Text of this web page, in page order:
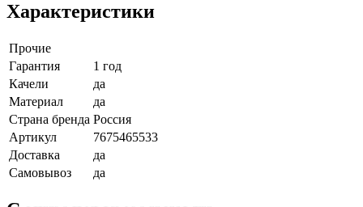
Характеристики
Прочие
Гарантия
1 год
Качели
да
Материал
да
Страна бренда Россия
Артикул
7675465533
Доставка
да
Самовывоз
да